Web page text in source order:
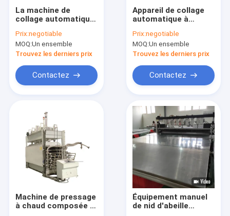
La machine de
collage automatique
noyau de nid d'abeille
de 510 mm à 600 mm
Prix:negotiable
MOQ:Un ensemble
Trouvez les derniers prix
Contactez
Appareil de collage
automatique à
aluminium avancé
Prix:negotiable
MOQ:Un ensemble
Trouvez les derniers prix
Contactez
Machine de pressage
à chaud composée à
Équipement manuel
de nid d'abeille